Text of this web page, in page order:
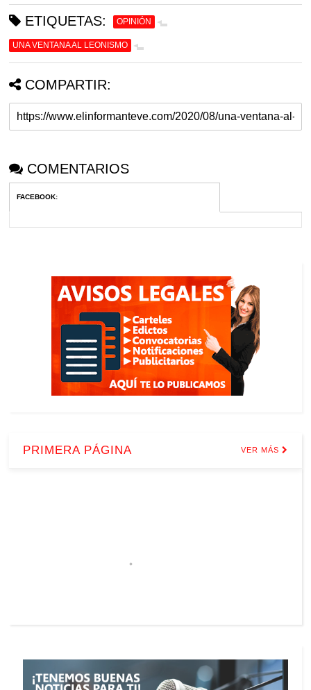
ETIQUETAS: OPINIÓN
UNA VENTANA AL LEONISMO
COMPARTIR:
COMENTARIOS
FACEBOOK:
PRIMERA PÁGINA VER MÁS